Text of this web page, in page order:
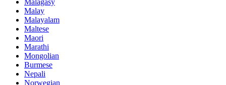
Malagasy
Malay
Malayalam
Maltese
Maori
Marathi
Mongolian
Burmese
Nepali
Norwegian